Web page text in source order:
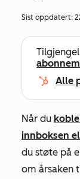
Sist oppdatert:
Alle
Når du
innboksen
du støte på
om årsaken